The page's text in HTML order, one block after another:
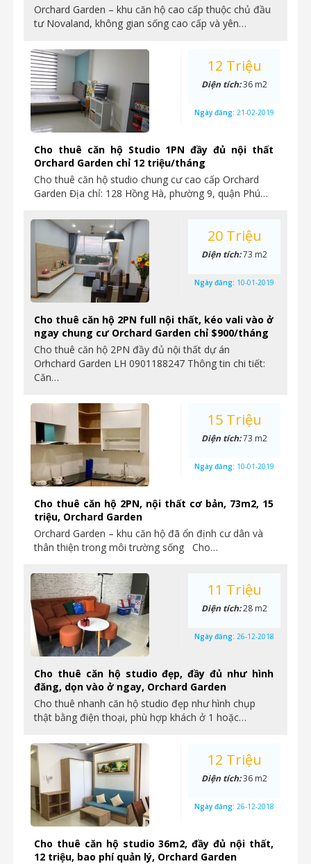
Orchard Garden – khu căn hộ cao cấp thuộc chủ đầu
tư Novaland, không gian sống cao cấp và yên…
Cho thuê căn hộ Studio 1PN đầy đủ nội thất
Orchard Garden chỉ 12 triệu/tháng
Cho thuê căn hộ studio chung cư cao cấp Orchard
Garden Địa chỉ: 128 Hồng Hà, phường 9, quận Phú…
12 Triệu
Diện tích:36 m2
Ngày đăng: 21-02-2019
Cho thuê căn hộ 2PN full nội thất, kéo vali vào ở
ngay chung cư Orchard Garden chỉ $900/tháng
Cho thuê căn hộ 2PN đầy đủ nội thất dự án
Orhchard Garden LH 0901188247 Thông tin chi tiết:
Căn…
20 Triệu
Diện tích:73 m2
Ngày đăng: 10-01-2019
Cho thuê căn hộ 2PN, nội thất cơ bản, 73m2, 15
triệu, Orchard Garden
Orchard Garden – khu căn hộ đã ổn định cư dân và
thân thiện trong môi trường sống Cho…
15 Triệu
Diện tích:73 m2
Ngày đăng: 10-01-2019
Cho thuê căn hộ studio đẹp, đầy đủ như hình
đăng, dọn vào ở ngay, Orchard Garden
Cho thuê nhanh căn hộ studio đẹp như hình chụp
thật bằng điện thoại, phù hợp khách ở 1 hoặc…
11 Triệu
Diện tích:28 m2
Ngày đăng: 26-12-2018
Cho thuê căn hộ studio 36m2, đầy đủ nội thất,
12 triệu, bao phí quản lý, Orchard Garden
12 Triệu
Diện tích:36 m2
Ngày đăng: 26-12-2018